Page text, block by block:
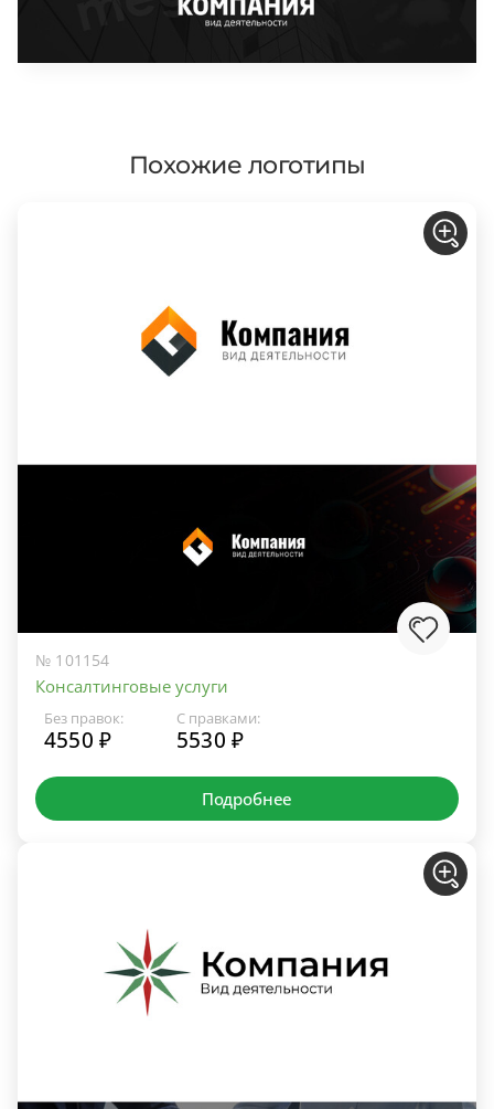
Похожие логотипы
№ 101154
Консалтинговые услуги
Без правок:
4550 ₽
С правками:
5530 ₽
Подробнее